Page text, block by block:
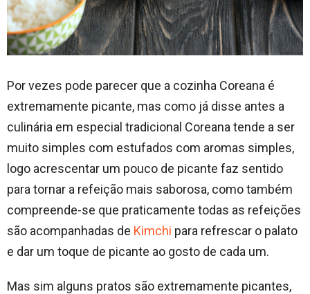
Por vezes pode parecer que a cozinha Coreana é
extremamente picante, mas como já disse antes a
culinária em especial tradicional Coreana tende a ser
muito simples com estufados com aromas simples,
logo acrescentar um pouco de picante faz sentido
para tornar a refeição mais saborosa, como também
compreende-se que praticamente todas as refeições
são acompanhadas de Kimchi para refrescar o palato
e dar um toque de picante ao gosto de cada um.
Mas sim alguns pratos são extremamente picantes,